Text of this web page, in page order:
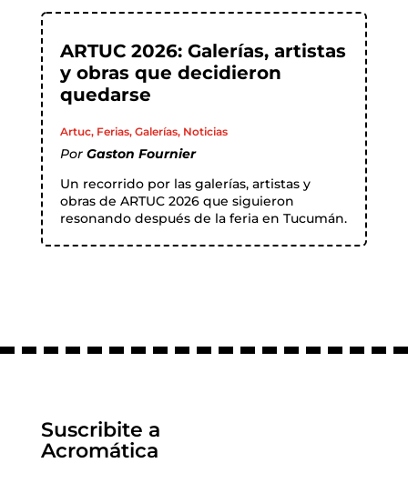
ARTUC 2026: Galerías, artistas
y obras que decidieron
quedarse
Artuc, Ferias, Galerías, Noticias
Por Gaston Fournier
Un recorrido por las galerías, artistas y
obras de ARTUC 2026 que siguieron
resonando después de la feria en Tucumán.
Suscribite a
Acromática